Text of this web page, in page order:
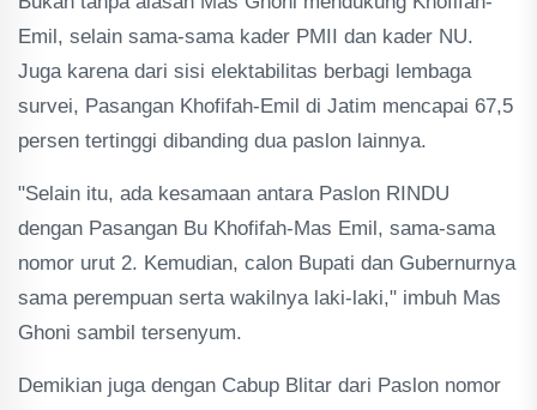
Emil, selain sama-sama kader PMII dan kader NU.
Juga karena dari sisi elektabilitas berbagi lembaga
survei, Pasangan Khofifah-Emil di Jatim mencapai 67,5
persen tertinggi dibanding dua paslon lainnya.
"Selain itu, ada kesamaan antara Paslon RINDU
dengan Pasangan Bu Khofifah-Mas Emil, sama-sama
nomor urut 2. Kemudian, calon Bupati dan Gubernurnya
sama perempuan serta wakilnya laki-laki," imbuh Mas
Ghoni sambil tersenyum.
Demikian juga dengan Cabup Blitar dari Paslon nomor